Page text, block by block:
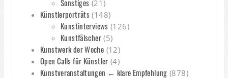
Sonstiges (21)
Künstlerporträts (148)
Kunstinterviews (126)
Kunstfälscher(5)
Kunstwerk der Woche (12)
Open Calls für Künstler (4)
Kunstveranstaltungen ← klare Empfehlung (878)